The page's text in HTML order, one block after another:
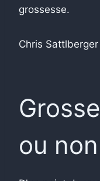
grossesse.
Chris
ou